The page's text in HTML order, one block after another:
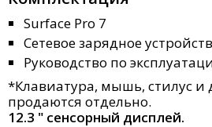
Surface Pro 7
Сетевое зарядное
Руководство по
*Клавиатура, мышь, стилус и
продаются отдельно.
12.3 " сенсорный дисплей.